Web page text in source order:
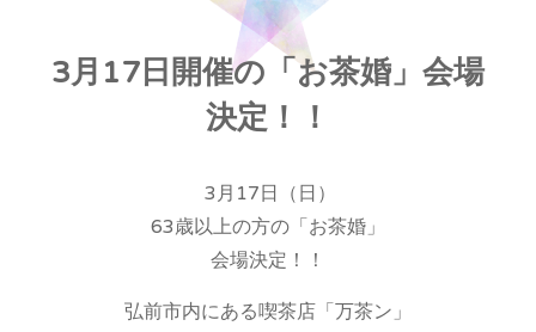
3月17日開催の「お茶婚」会場
決定！！
3月17日（日）
63歳以上の方の「お茶婚」
会場決定！！
弘前市内にある喫茶店「万茶ン」